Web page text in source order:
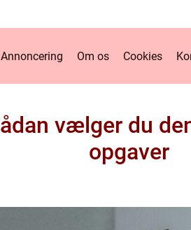
Annoncering Om os Cookies
vælger du
opgaver